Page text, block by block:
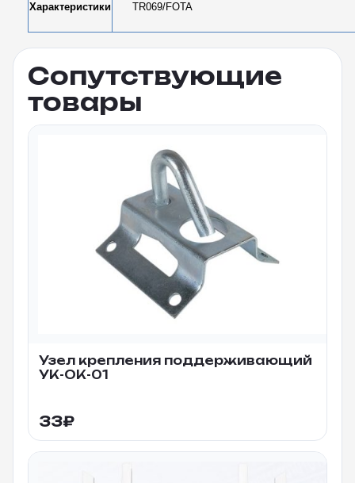
Характеристики TR069/FOTA
Сопутствующие
товары
Узел крепления поддерживающий
УК-ОК-01
33₽